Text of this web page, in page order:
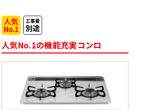
人気No.1の機能充実コンロ